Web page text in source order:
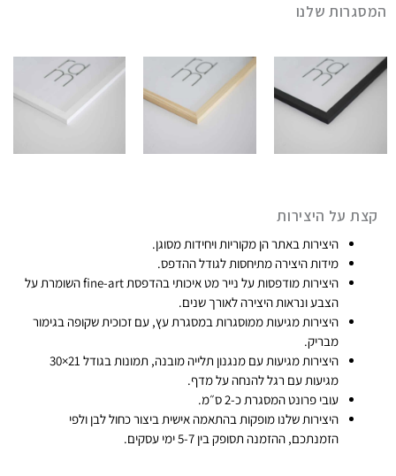
ם
9
ד
המסגרות שלנו
קצת על היצירות
היצירות באתר הן מקוריות ויחידות מסוגן​.
מידות היצירה מתיחסות לגודל ההדפס.
היצירות מודפסות על נייר מט איכותי בהדפסת fine-art​ השומרת על
הצבע ונראות היצירה לאורך שנים.
היצירות מגיעות ממוסגרות במסגרת עץ, עם זכוכית שקופה בגימור
מבריק.​
היצירות מגיעות עם מנגנון תלייה מובנה, תמונות בגודל 21×30
מגיעות עם רגל להנחה על מדף.
עובי פרונט המסגרת כ-2 ס״מ.
היצירות שלנו מופקות בהתאמה אישית ביצור כחול לבן ולפי
הזמנתכם, ההזמנה תסופק בין 5-7 ימי עסקים.​